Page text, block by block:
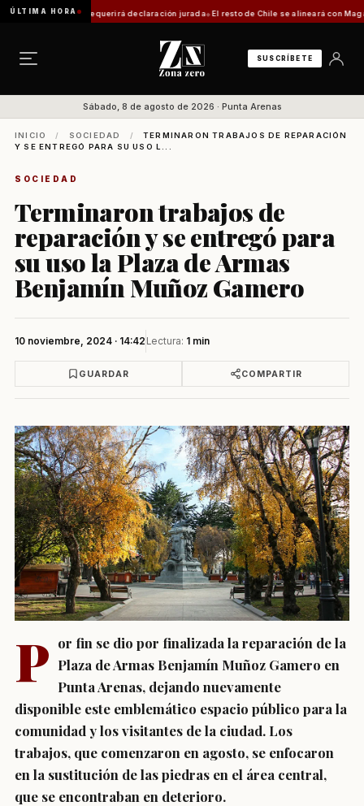
ÚLTIMA HORA
trámite requerirá declaración jurada El resto de Chile se alineará con
SUSCRÍBETE
Sábado, 8 de agosto de 2026 · Punta Arenas
INICIO / SOCIEDAD /
TERMINARON TRABAJOS DE REPARACIÓN
Y SE ENTREGÓ PARA SU USO L...
SOCIEDAD
Terminaron trabajos de
reparación y se entregó para
su uso la Plaza de Armas
Benjamín Muñoz Gamero
10 noviembre, 2024 · 14:42 Lectura: 1 min
GUARDAR COMPARTIR
P or fin se dio por finalizada la reparación de la
Plaza de Armas Benjamín Muñoz Gamero en
Punta Arenas, dejando nuevamente
disponible este emblemático espacio público para la
comunidad y los visitantes de la ciudad. Los
trabajos, que comenzaron en agosto, se enfocaron
en la sustitución de las piedras en el área central,
que se encontraban en deterioro.